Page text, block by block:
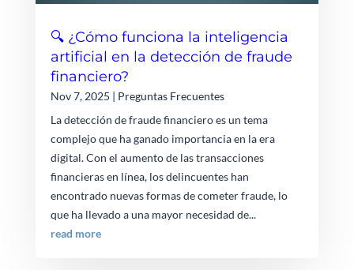
🔍 ¿Cómo funciona la inteligencia
artificial en la detección de fraude
financiero?
Nov 7, 2025 | Preguntas Frecuentes
La detección de fraude financiero es un tema
complejo que ha ganado importancia en la era
digital. Con el aumento de las transacciones
financieras en línea, los delincuentes han
encontrado nuevas formas de cometer fraude, lo
que ha llevado a una mayor necesidad de...
read more